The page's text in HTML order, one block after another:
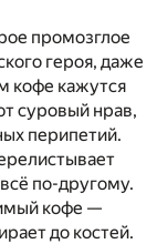
промозглое
героя, даже
кофе кажутся
суровый нрав,
перипетий.
по-другому.
кофе —
до костей.